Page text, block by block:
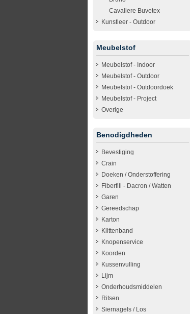
Cavaliere Buvetex
Kunstleer - Outdoor
Meubelstof
Meubelstof - Indoor
Meubelstof - Outdoor
Meubelstof - Outdoordoek
Meubelstof - Project
Overige
Benodigdheden
Bevestiging
Crain
Doeken / Onderstoffering
Fiberfill - Dacron / Watten
Garen
Gereedschap
Karton
Klittenband
Knopenservice
Koorden
Kussenvulling
Lijm
Onderhoudsmiddelen
Ritsen
Siernagels / Los